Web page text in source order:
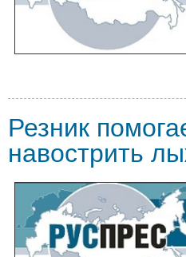
Резник
навострить